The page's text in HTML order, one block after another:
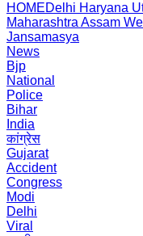
HOMEDelhi Haryana
Maharashtra Assam
Jansamasya
News
Bjp
National
Police
Bihar
India
कांग्रेस
Gujarat
Accident
Congress
Modi
Delhi
Viral